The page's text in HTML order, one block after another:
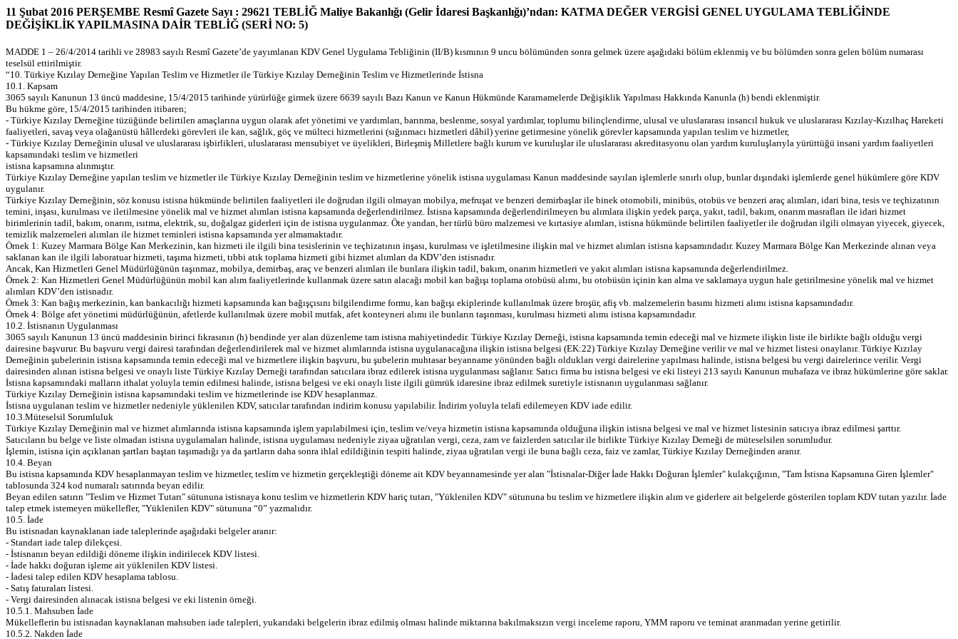
11 Şubat 2016 PERŞEMBE Resmî Gazete Sayı : 29621 TEBLİĞ Maliye Bakanlığı (Gelir İdaresi Başkanlığı)’ndan: KATMA DEĞER VERGİSİ GENEL UYGULAMA TEBLİĞİNDE
DEĞİŞİKLİK YAPILMASINA DAİR TEBLİĞ (SERİ NO: 5)
MADDE 1 – 26/4/2014 tarihli ve 28983 sayılı Resmî Gazete’de yayımlanan KDV Genel Uygulama Tebliğinin (II/B) kısmının 9 uncu bölümünden sonra gelmek üzere aşağıdaki bölüm eklenmiş ve bu bölümden sonra gelen bölüm numarası
teselsül ettirilmiştir.
“10. Türkiye Kızılay Derneğine Yapılan Teslim ve Hizmetler ile Türkiye Kızılay Derneğinin Teslim ve Hizmetlerinde İstisna
10.1. Kapsam
3065 sayılı Kanunun 13 üncü maddesine, 15/4/2015 tarihinde yürürlüğe girmek üzere 6639 sayılı Bazı Kanun ve Kanun Hükmünde Kararnamelerde Değişiklik Yapılması Hakkında Kanunla (h) bendi eklenmiştir.
Bu hükme göre, 15/4/2015 tarihinden itibaren;
- Türkiye Kızılay Derneğine tüzüğünde belirtilen amaçlarına uygun olarak afet yönetimi ve yardımları, barınma, beslenme, sosyal yardımlar, toplumu bilinçlendirme, ulusal ve uluslararası insancıl hukuk ve uluslararası Kızılay-Kızılhaç Hareketi
faaliyetleri, savaş veya olağanüstü hâllerdeki görevleri ile kan, sağlık, göç ve mülteci hizmetlerini (sığınmacı hizmetleri dâhil) yerine getirmesine yönelik görevler kapsamında yapılan teslim ve hizmetler,
- Türkiye Kızılay Derneğinin ulusal ve uluslararası işbirlikleri, uluslararası mensubiyet ve üyelikleri, Birleşmiş Milletlere bağlı kurum ve kuruluşlar ile uluslararası akreditasyonu olan yardım kuruluşlarıyla yürüttüğü insani yardım faaliyetleri
kapsamındaki teslim ve hizmetleri
istisna kapsamına alınmıştır.
Türkiye Kızılay Derneğine yapılan teslim ve hizmetler ile Türkiye Kızılay Derneğinin teslim ve hizmetlerine yönelik istisna uygulaması Kanun maddesinde sayılan işlemlerle sınırlı olup, bunlar dışındaki işlemlerde genel hükümlere göre KDV
uygulanır.
Türkiye Kızılay Derneğinin, söz konusu istisna hükmünde belirtilen faaliyetleri ile doğrudan ilgili olmayan mobilya, mefruşat ve benzeri demirbaşlar ile binek otomobili, minibüs, otobüs ve benzeri araç alımları, idari bina, tesis ve teçhizatının
temini, inşası, kurulması ve iletilmesine yönelik mal ve hizmet alımları istisna kapsamında değerlendirilmez. İstisna kapsamında değerlendirilmeyen bu alımlara ilişkin yedek parça, yakıt, tadil, bakım, onarım masrafları ile idari hizmet
birimlerinin tadil, bakım, onarım, ısıtma, elektrik, su, doğalgaz giderleri için de istisna uygulanmaz. Öte yandan, her türlü büro malzemesi ve kırtasiye alımları, istisna hükmünde belirtilen faaliyetler ile doğrudan ilgili olmayan yiyecek, giyecek,
temizlik malzemeleri alımları ile hizmet teminleri istisna kapsamında yer almamaktadır.
Örnek 1: Kuzey Marmara Bölge Kan Merkezinin, kan hizmeti ile ilgili bina tesislerinin ve teçhizatının inşası, kurulması ve işletilmesine ilişkin mal ve hizmet alımları istisna kapsamındadır. Kuzey Marmara Bölge Kan Merkezinde alınan veya
saklanan kan ile ilgili laboratuar hizmeti, taşıma hizmeti, tıbbi atık toplama hizmeti gibi hizmet alımları da KDV’den istisnadır.
Ancak, Kan Hizmetleri Genel Müdürlüğünün taşınmaz, mobilya, demirbaş, araç ve benzeri alımları ile bunlara ilişkin tadil, bakım, onarım hizmetleri ve yakıt alımları istisna kapsamında değerlendirilmez.
Örnek 2: Kan Hizmetleri Genel Müdürlüğünün mobil kan alım faaliyetlerinde kullanmak üzere satın alacağı mobil kan bağışı toplama otobüsü alımı, bu otobüsün içinin kan alma ve saklamaya uygun hale getirilmesine yönelik mal ve hizmet
alımları KDV’den istisnadır.
Örnek 3: Kan bağış merkezinin, kan bankacılığı hizmeti kapsamında kan bağışçısını bilgilendirme formu, kan bağışı ekiplerinde kullanılmak üzere broşür, afiş vb. malzemelerin basımı hizmeti alımı istisna kapsamındadır.
Örnek 4: Bölge afet yönetimi müdürlüğünün, afetlerde kullanılmak üzere mobil mutfak, afet konteyneri alımı ile bunların taşınması, kurulması hizmeti alımı istisna kapsamındadır.
10.2. İstisnanın Uygulanması
3065 sayılı Kanunun 13 üncü maddesinin birinci fıkrasının (h) bendinde yer alan düzenleme tam istisna mahiyetindedir. Türkiye Kızılay Derneği, istisna kapsamında temin edeceği mal ve hizmete ilişkin liste ile birlikte bağlı olduğu vergi
dairesine başvurur. Bu başvuru vergi dairesi tarafından değerlendirilerek mal ve hizmet alımlarında istisna uygulanacağına ilişkin istisna belgesi (EK:22) Türkiye Kızılay Derneğine verilir ve mal ve hizmet listesi onaylanır. Türkiye Kızılay
Derneğinin şubelerinin istisna kapsamında temin edeceği mal ve hizmetlere ilişkin başvuru, bu şubelerin muhtasar beyanname yönünden bağlı oldukları vergi dairelerine yapılması halinde, istisna belgesi bu vergi dairelerince verilir. Vergi
dairesinden alınan istisna belgesi ve onaylı liste Türkiye Kızılay Derneği tarafından satıcılara ibraz edilerek istisna uygulanması sağlanır. Satıcı firma bu istisna belgesi ve eki listeyi 213 sayılı Kanunun muhafaza ve ibraz hükümlerine göre saklar.
İstisna kapsamındaki malların ithalat yoluyla temin edilmesi halinde, istisna belgesi ve eki onaylı liste ilgili gümrük idaresine ibraz edilmek suretiyle istisnanın uygulanması sağlanır.
Türkiye Kızılay Derneğinin istisna kapsamındaki teslim ve hizmetlerinde ise KDV hesaplanmaz.
İstisna uygulanan teslim ve hizmetler nedeniyle yüklenilen KDV, satıcılar tarafından indirim konusu yapılabilir. İndirim yoluyla telafi edilemeyen KDV iade edilir.
10.3.Müteselsil Sorumluluk
Türkiye Kızılay Derneğinin mal ve hizmet alımlarında istisna kapsamında işlem yapılabilmesi için, teslim ve/veya hizmetin istisna kapsamında olduğuna ilişkin istisna belgesi ve mal ve hizmet listesinin satıcıya ibraz edilmesi şarttır.
Satıcıların bu belge ve liste olmadan istisna uygulamaları halinde, istisna uygulaması nedeniyle ziyaa uğratılan vergi, ceza, zam ve faizlerden satıcılar ile birlikte Türkiye Kızılay Derneği de müteselsilen sorumludur.
İşlemin, istisna için açıklanan şartları baştan taşımadığı ya da şartların daha sonra ihlal edildiğinin tespiti halinde, ziyaa uğratılan vergi ile buna bağlı ceza, faiz ve zamlar, Türkiye Kızılay Derneğinden aranır.
10.4. Beyan
Bu istisna kapsamında KDV hesaplanmayan teslim ve hizmetler, teslim ve hizmetin gerçekleştiği döneme ait KDV beyannamesinde yer alan "İstisnalar-Diğer İade Hakkı Doğuran İşlemler" kulakçığının, "Tam İstisna Kapsamına Giren İşlemler"
tablosunda 324 kod numaralı satırında beyan edilir.
Beyan edilen satırın "Teslim ve Hizmet Tutarı" sütununa istisnaya konu teslim ve hizmetlerin KDV hariç tutarı, "Yüklenilen KDV" sütununa bu teslim ve hizmetlere ilişkin alım ve giderlere ait belgelerde gösterilen toplam KDV tutarı yazılır. İade
talep etmek istemeyen mükellefler, "Yüklenilen KDV" sütununa “0” yazmalıdır.
10.5. İade
Bu istisnadan kaynaklanan iade taleplerinde aşağıdaki belgeler aranır:
- Standart iade talep dilekçesi.
- İstisnanın beyan edildiği döneme ilişkin indirilecek KDV listesi.
- İade hakkı doğuran işleme ait yüklenilen KDV listesi.
- İadesi talep edilen KDV hesaplama tablosu.
- Satış faturaları listesi.
- Vergi dairesinden alınacak istisna belgesi ve eki listenin örneği.
10.5.1. Mahsuben İade
Mükelleflerin bu istisnadan kaynaklanan mahsuben iade talepleri, yukarıdaki belgelerin ibraz edilmiş olması halinde miktarına bakılmaksızın vergi inceleme raporu, YMM raporu ve teminat aranmadan yerine getirilir.
10.5.2. Nakden İade